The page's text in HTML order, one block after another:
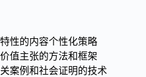
性的内容个性化策略
值主张的方法和框架
案例和社会证明的技术